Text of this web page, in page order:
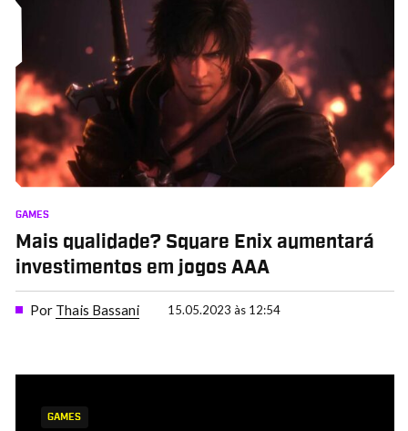
GAMES
Mais qualidade? Square Enix aumentará
investimentos em jogos AAA
Por Thais Bassani 15.05.2023 às 12:54
GAMES